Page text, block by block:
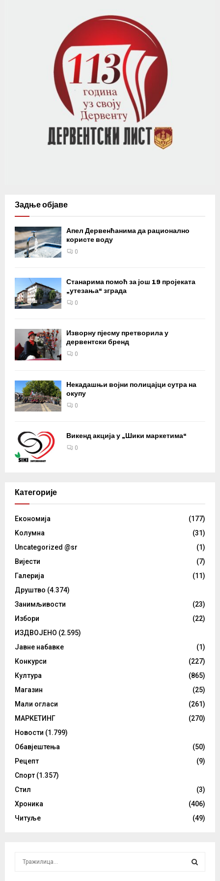
Задње објаве
Апел Дервенћанима да рационално
користе воду
0
Станарима помоћ за још 19 пројеката
„утезања“ зграда
0
Изворну пјесму претворила у
дервентски бренд
0
Некадашњи војни полицајци сутра на
окупу
0
Викенд акција у „Шики маркетима“
0
Категорије
Eкономија
(177)
Kолумнa
(31)
Uncategorized @sr
(1)
Вијести
(7)
Галерија
(11)
Друштво (4.374)
Занимљивости
(23)
Избори
(22)
ИЗДВОЈЕНО (2.595)
Јавне набавке
(1)
Конкурси
(227)
Култура
(865)
Магазин
(25)
Мали огласи
(261)
МАРКЕТИНГ
(270)
Новости (1.799)
Обавјештења
(50)
Рецепт
(9)
Спорт (1.357)
Стил
(3)
Хроника
(406)
Читуље
(49)